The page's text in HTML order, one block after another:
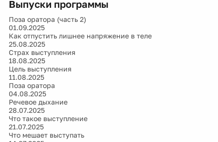
Выпуски программы
Поза оратора (часть 2)
01.09.2025
Как отпустить лишнее напряжение в теле
25.08.2025
Страх выступления
18.08.2025
Цель выступления
11.08.2025
Поза оратора
04.08.2025
Речевое дыхание
28.07.2025
Что такое выступление
21.07.2025
Что мешает выступать